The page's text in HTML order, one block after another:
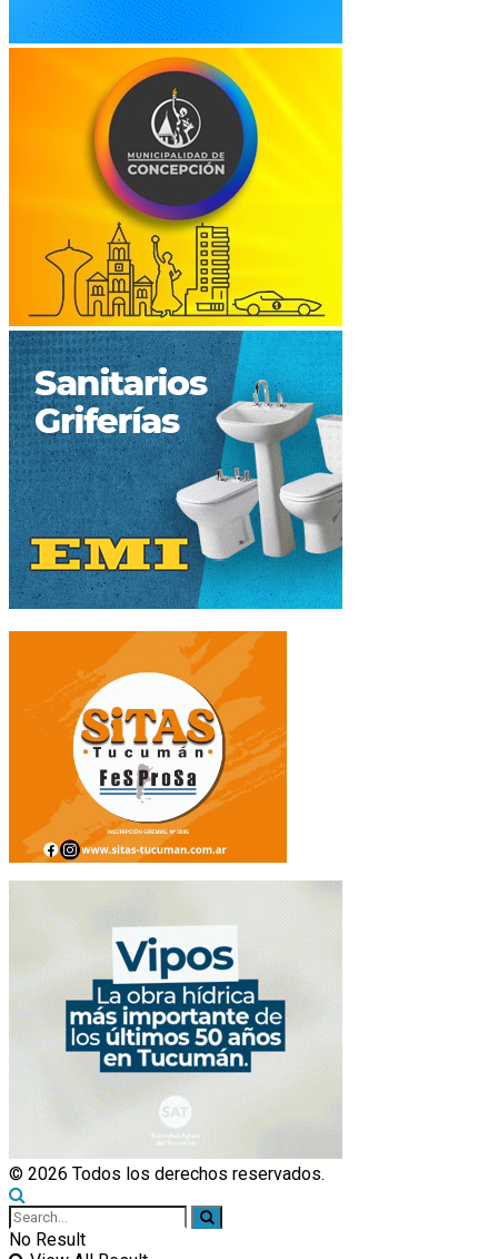
© 2026 Todos los derechos reservados.
No Result